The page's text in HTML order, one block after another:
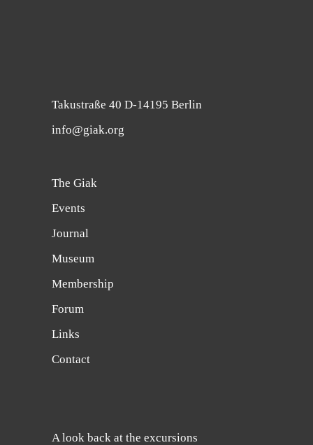
Takustraße 40 D-14195 Berlin
info@giak.org
The Giak
Events
Journal
Museum
Membership
Forum
Links
Contact
A look back at the excursions